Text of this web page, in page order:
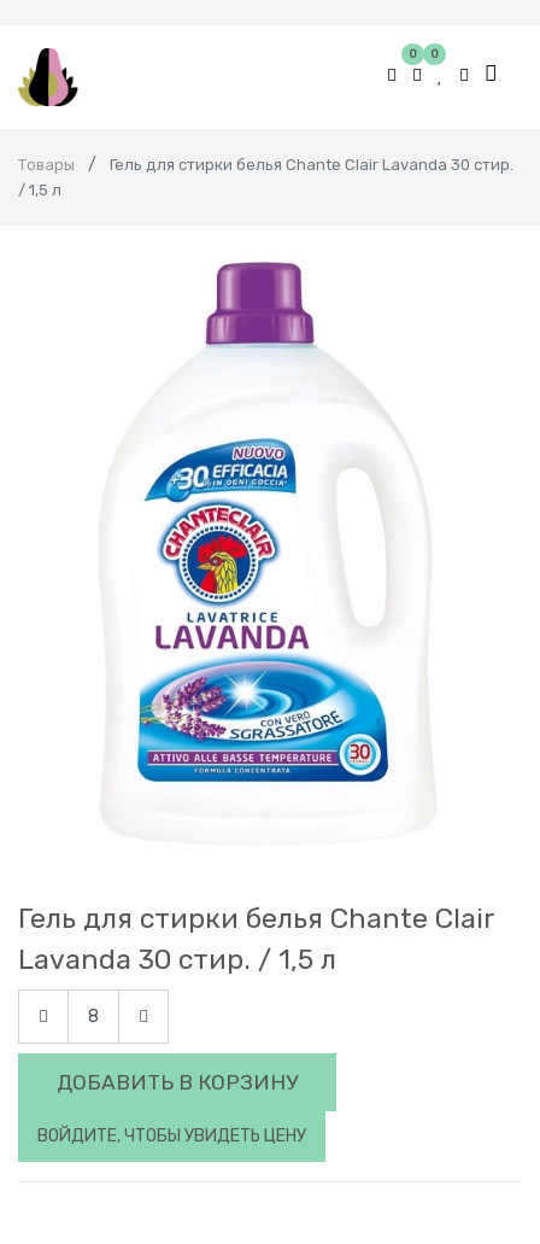
0 0
Товары
Гель для стирки белья Chante Clair Lavanda 30 стир.
/ 1,5 л
Гель для стирки белья Chante Clair
Lavanda 30 стир. / 1,5 л
ДОБАВИТЬ В КОРЗИНУ
ВОЙДИТЕ, ЧТОБЫ УВИДЕТЬ ЦЕНУ